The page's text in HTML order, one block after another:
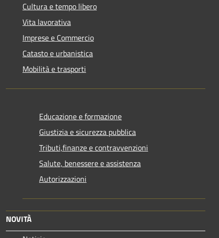
Cultura e tempo libero
Vita lavorativa
Imprese e Commercio
Catasto e urbanistica
Mobilità e trasporti
Educazione e formazione
Giustizia e sicurezza pubblica
Tributi,finanze e contravvenzioni
Salute, benessere e assistenza
Autorizzazioni
NOVITÀ